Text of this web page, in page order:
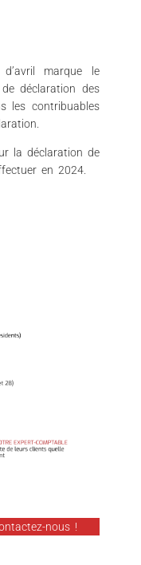
marque le
déclaration des
les contribuables
la déclaration de
en 2024.
nous !